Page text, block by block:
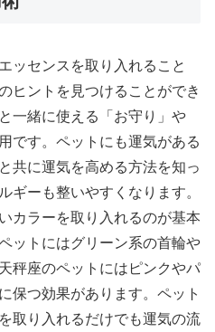
ッセンスを取り入れること
ヒントを見つけることができ
一緒に使える「お守り」や
です。ペットにも運気がある
共に運気を高める方法を知っ
ギーも整いやすくなります。
カラーを取り入れるのが基本
ットにはグリーン系の首輪や
秤座のペットにはピンクやパ
保つ効果があります。ペット
取り入れるだけでも運気の流